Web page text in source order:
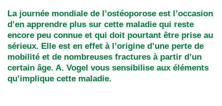
La journée mondiale de l’ostéoporose est l’occasion
d’en apprendre plus sur cette maladie qui reste
encore peu connue et qui doit pourtant être prise au
sérieux. Elle est en effet à l’origine d’une perte de
mobilité et de nombreuses fractures à partir d’un
certain âge. A. Vogel vous sensibilise aux éléments
qu’implique cette maladie.